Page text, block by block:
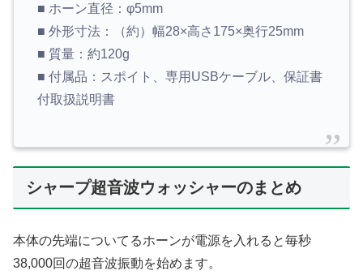
■ ホーン直径：φ5mm
■ 外形寸法：（約）幅28×高さ175×奥行25mm
■ 質量：約120g
■ 付属品：スポイト、専用USBケーブル、保証書
付取扱説明書
シャープ超音波ウォッシャーのまとめ
本体の先端についてるホーンが電源を入れると毎秒
38,000回の超音波振動を始めます。